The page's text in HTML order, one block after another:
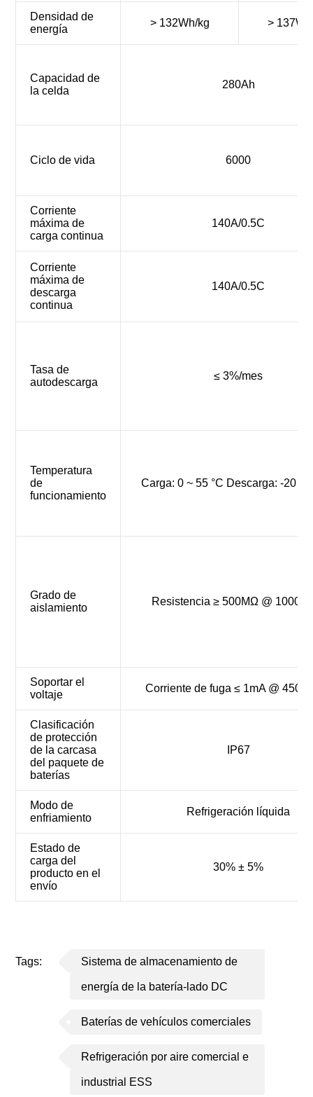
Densidad de
energía
> 132Wh/kg >
Capacidad de
la celda
280Ah
Ciclo de vida 6000
Corriente
máxima de
carga continua
140A/0.5C
Corriente
máxima de
descarga
continua
140A/0.5C
Tasa de
autodescarga
≤ 3%/mes
Temperatura
de
funcionamiento
Carga: 0 ~ 55 °C Descarga: -20 ~
Grado de
aislamiento
Resistencia ≥ 500MΩ @
Soportar el
voltaje
Corriente de fuga ≤ 1mA @
Clasificación
de protección
de la carcasa
del paquete de
baterías
IP67
Modo de
enfriamiento
Refrigeración líquida
Estado de
carga del
producto en el
envío
30% ± 5%
Tags: Sistema de almacenamiento de
energía de la batería-lado DC
Baterías de vehículos comerciales
Refrigeración por aire comercial e
industrial ESS